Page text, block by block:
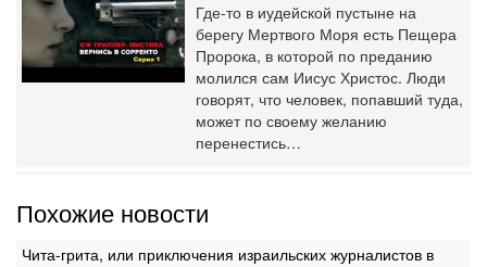
Где-то в иудейской пустыне на
берегу Мертвого Моря есть Пещера
Пророка, в которой по преданию
молился сам Иисус Христос. Люди
говорят, что человек, попавший туда,
может по своему желанию
перенестись…
Похожие новости
Чита-грита, или приключения израильских журналистов в